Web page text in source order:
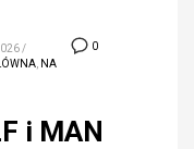
0
/
NA
i MAN